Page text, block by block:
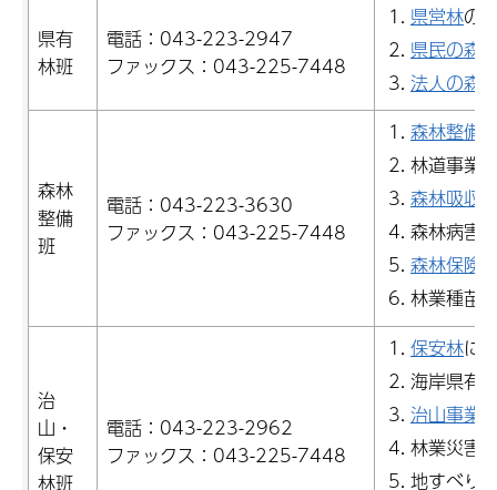
県有
林班
電話：043-223-2947
ファックス：043-225-7448
県営林の
県民の森
法人の森
森林
整備
班
電話：043-223-3630
ファックス：043-225-7448
森林整備
林道事業
森林吸収
森林病害
森林保険
林業種苗
治
山・
保安
林班
電話：043-223-2962
ファックス：043-225-7448
保安林に
海岸県有
治山事業
林業災害
地すべり